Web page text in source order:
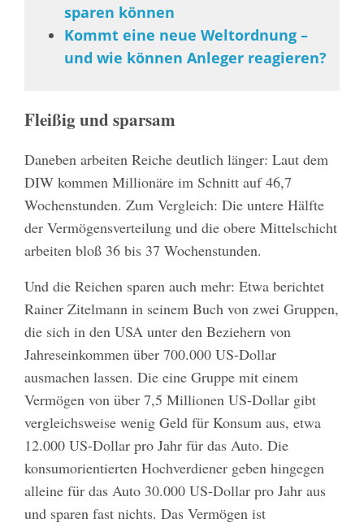
sparen können
Kommt eine neue Weltordnung –
und wie können Anleger reagieren?
Fleißig und sparsam
Daneben arbeiten Reiche deutlich länger: Laut dem
DIW kommen Millionäre im Schnitt auf 46,7
Wochenstunden. Zum Vergleich: Die untere Hälfte
der Vermögensverteilung und die obere Mittelschicht
arbeiten bloß 36 bis 37 Wochenstunden.
Und die Reichen sparen auch mehr: Etwa berichtet
Rainer Zitelmann in seinem Buch von zwei Gruppen,
die sich in den USA unter den Beziehern von
Jahreseinkommen über 700.000 US-Dollar
ausmachen lassen. Die eine Gruppe mit einem
Vermögen von über 7,5 Millionen US-Dollar gibt
vergleichsweise wenig Geld für Konsum aus, etwa
12.000 US-Dollar pro Jahr für das Auto. Die
konsumorientierten Hochverdiener geben hingegen
alleine für das Auto 30.000 US-Dollar pro Jahr aus
und sparen fast nichts. Das Vermögen ist